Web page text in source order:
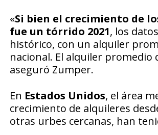
«Si bien el crecimiento de
fue un tórrido 2021, los
histórico, con un alquiler
nacional. El alquiler
aseguró Zumper.
En Estados Unidos, el área
crecimiento de alquileres
otras urbes cercanas, han